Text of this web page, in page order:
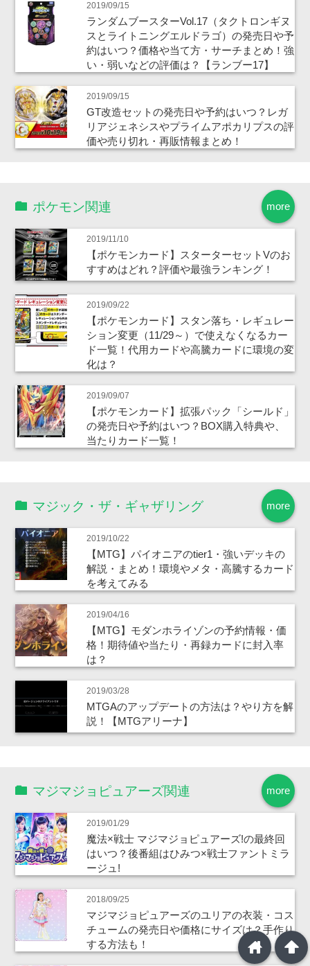
2019/09/15
ランダムブースターVol.17（タクトロンギヌ
スとライトニングエルドラゴ）の発売日や予
約はいつ？価格や当て方・サーチまとめ！強
い・弱いなどの評価は？【ランブー17】
2019/09/15
GT改造セットの発売日や予約はいつ？レガ
リアジェネシスやプライムアポカリプスの評
価や売り切れ・再販情報まとめ！
more
ポケモン関連
2019/11/10
【ポケモンカード】スターターセットVのお
すすめはどれ？評価や最強ランキング！
2019/09/22
【ポケモンカード】スタン落ち・レギュレー
ション変更（11/29～）で使えなくなるカー
ド一覧！代用カードや高騰カードに環境の変
化は？
2019/09/07
【ポケモンカード】拡張パック「シールド」
の発売日や予約はいつ？BOX購入特典や、
当たりカード一覧！
more
マジック・ザ・ギャザリング
2019/10/22
【MTG】パイオニアのtier1・強いデッキの
解説・まとめ！環境やメタ・高騰するカード
を考えてみる
2019/04/16
【MTG】モダンホライゾンの予約情報・価
格！期待値や当たり・再録カードに封入率
は？
2019/03/28
MTGAのアップデートの方法は？やり方を解
説！【MTGアリーナ】
more
マジマジョピュアーズ関連
2019/01/29
魔法×戦士 マジマジョピュアーズ!の最終回
はいつ？後番組はひみつ×戦士ファントミラ
ージュ!
2018/09/25
マジマジョピュアーズのユリアの衣装・コス
チュームの発売日や価格にサイズは？手作り
する方法も！
arrowup
home